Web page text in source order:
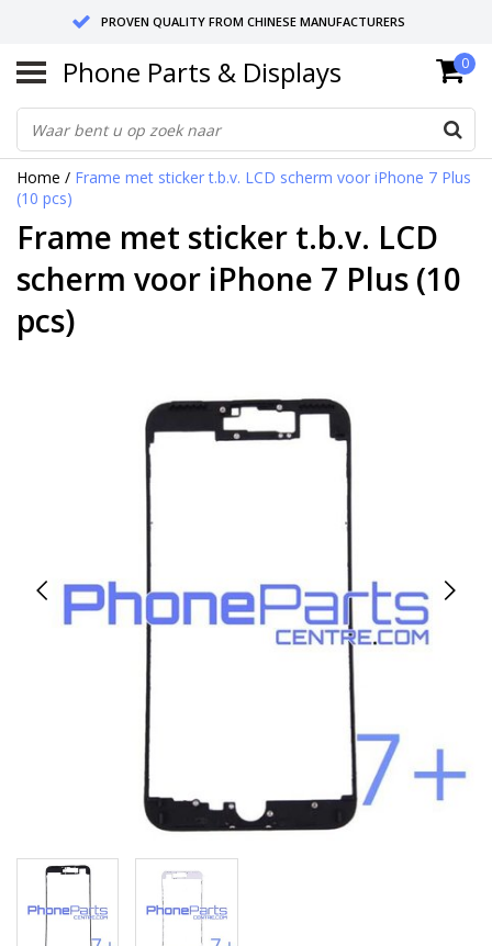
PROVEN QUALITY FROM CHINESE MANUFACTURERS
SEND RETURNS TO GERMANY OR NETHERLANDS
10 DAY SHIPPING
Phone Parts & Displays 0
Home / Frame met sticker t.b.v. LCD scherm voor iPhone 7 Plus
(10 pcs)
Frame met sticker t.b.v. LCD
scherm voor iPhone 7 Plus (10
pcs)